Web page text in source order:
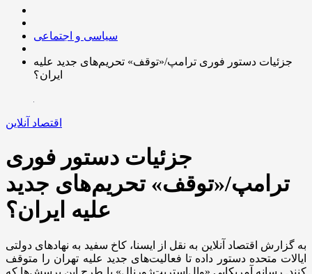
سیاسی و اجتماعی
جزئیات دستور فوری ترامپ/«توقف» تحریم‌های جدید علیه
ایران؟
اقتصاد آنلاین
جزئیات دستور فوری
ترامپ/«توقف» تحریم‌های جدید
علیه ایران؟
به گزارش اقتصاد آنلاین به نقل از ایسنا، کاخ سفید به نهاد‌های دولتی
ایالات متحده دستور داده تا فعالیت‌های جدید علیه تهران را متوقف
کنند. رسانه آمریکایی «وال‌استریت‌ژورنال» با طرح این پرسش‌ها که